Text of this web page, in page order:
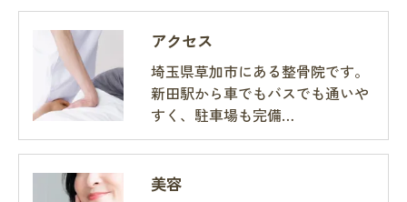
アクセス
埼玉県草加市にある整骨院です。
新田駅から車でもバスでも通いや
すく、駐車場も完備…
美容